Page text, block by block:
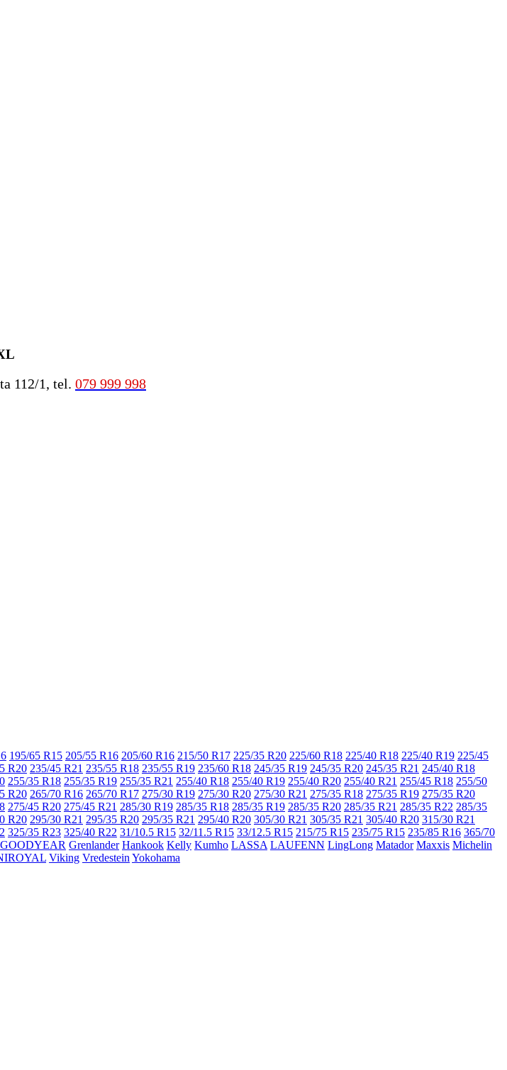
112/1, tel. 079 999 998
195/65 R15 205/55 R16 205/60 R16 215/50 R17 225/35 R20 225/60 R18 225/40 R18 225/40 R19 225/45
R20 235/45 R21 235/55 R18 235/55 R19 235/60 R18 245/35 R19 245/35 R20 245/35 R21 245/40 R18
255/35 R18 255/35 R19 255/35 R21 255/40 R18 255/40 R19 255/40 R20 255/40 R21 255/45 R18 255/50
R20 265/70 R16 265/70 R17 275/30 R19 275/30 R20 275/30 R21 275/35 R18 275/35 R19 275/35 R20
275/45 R20 275/45 R21 285/30 R19 285/35 R18 285/35 R19 285/35 R20 285/35 R21 285/35 R22 285/35
R20 295/30 R21 295/35 R20 295/35 R21 295/40 R20 305/30 R21 305/35 R21 305/40 R20 315/30 R21
325/35 R23 325/40 R22 31/10.5 R15 32/11.5 R15 33/12.5 R15 215/75 R15 235/75 R15 235/85 R16 365/70
GOODYEAR Grenlander Hankook Kelly Kumho LASSA LAUFENN LingLong Matador Maxxis Michelin
Viking Vredestein Yokohama